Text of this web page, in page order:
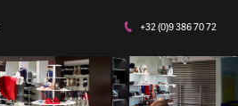
+32 (0)9 386 70 72